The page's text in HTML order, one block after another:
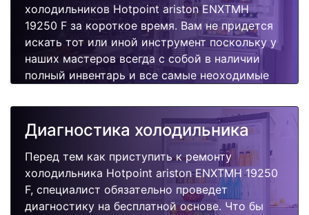
холодильников Hotpoint ariston ENXTMH
19250 F за короткое время. Вам не придется
искать тот или иной инструмент поскольку у
наших мастеров всегда с собой в наличии
полный инвентарь и все самые неоходимые
Отремонтируем быстро, качественно и
недорого.
Диагностика холодильника
Перед тем как приступить к ремонту
холодильника Hotpoint ariston ENXTMH 19250
F, специалист обязательно проведет
диагностику на бесплатной основе. Что бы